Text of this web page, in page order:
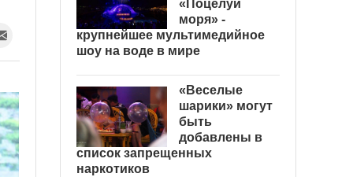
«Поцелуй
моря» -
крупнейшее мультимедийное
шоу на воде в мире
«Веселые
шарики» могут
быть
добавлены в
список запрещенных
наркотиков